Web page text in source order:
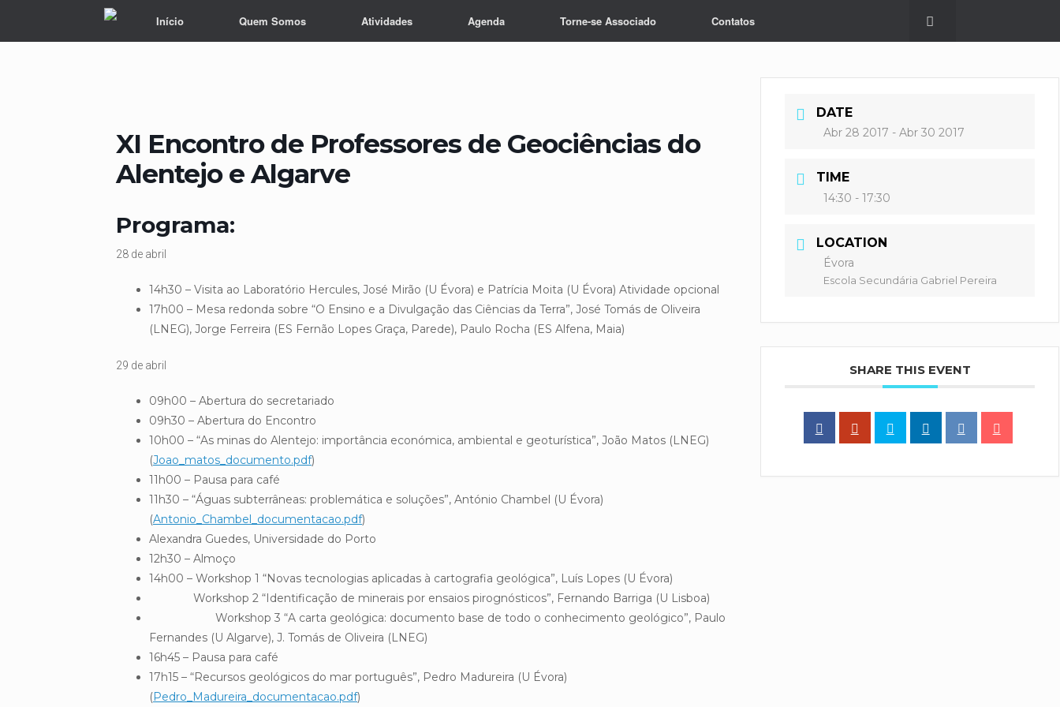
Início Quem Somos Atividades Agenda Torne-se Associado Contatos
XI Encontro de Professores de Geociências do
Alentejo e Algarve
Programa:
28 de abril
14h30 – Visita ao Laboratório Hercules, José Mirão (U Évora) e Patrícia Moita (U Évora) Atividade opcional
17h00 – Mesa redonda sobre “O Ensino e a Divulgação das Ciências da Terra”, José Tomás de Oliveira
(LNEG), Jorge Ferreira (ES Fernão Lopes Graça, Parede), Paulo Rocha (ES Alfena, Maia)
29 de abril
09h00 – Abertura do secretariado
09h30 – Abertura do Encontro
10h00 – “As minas do Alentejo: importância económica, ambiental e geoturística”, João Matos (LNEG)
(Joao_matos_documento.pdf)
11h00 – Pausa para café
11h30 – “Águas subterrâneas: problemática e soluções”, António Chambel (U Évora)
(Antonio_Chambel_documentacao.pdf)
Alexandra Guedes, Universidade do Porto
12h30 – Almoço
14h00 – Workshop 1 “Novas tecnologias aplicadas à cartografia geológica”, Luís Lopes (U Évora)
Workshop 2 “Identificação de minerais por ensaios pirognósticos”, Fernando Barriga (U Lisboa)
Workshop 3 “A carta geológica: documento base de todo o conhecimento geológico”, Paulo
Fernandes (U Algarve), J. Tomás de Oliveira (LNEG)
16h45 – Pausa para café
17h15 – “Recursos geológicos do mar português”, Pedro Madureira (U Évora)
(Pedro_Madureira_documentacao.pdf)
DATE
Abr 28 2017 - Abr 30 2017
TIME
14:30 - 17:30
LOCATION
Évora
Escola Secundária Gabriel Pereira
SHARE THIS EVENT